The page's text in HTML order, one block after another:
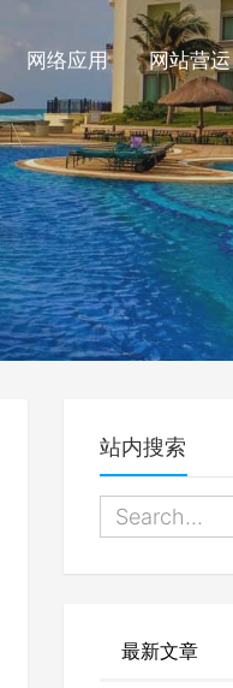
网络应用 网站营运
站内搜索
最新文章